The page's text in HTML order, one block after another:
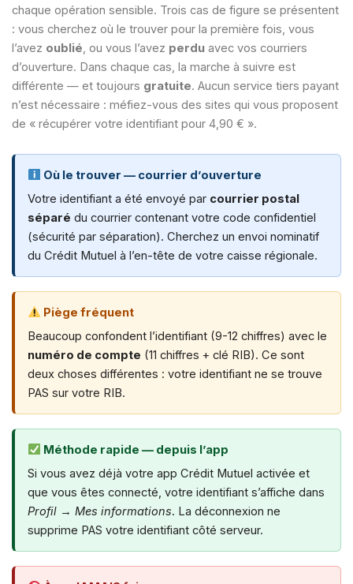
chaque opération sensible. Trois cas de figure se présentent
: vous cherchez où le trouver pour la première fois, vous
l’avez oublié, ou vous l’avez perdu avec vos courriers
d’ouverture. Dans chaque cas, la marche à suivre est
différente — et toujours gratuite. Aucun service tiers payant
n’est nécessaire : méfiez-vous des sites qui vous proposent
de « récupérer votre identifiant pour 4,90 € ».
Où le trouver — courrier d’ouverture
Votre identifiant a été envoyé par courrier postal
séparé du courrier contenant votre code confidentiel
(sécurité par séparation). Cherchez un envoi nominatif
du Crédit Mutuel à l’en-tête de votre caisse régionale.
Piège fréquent
Beaucoup confondent l’identifiant (9-12 chiffres) avec le
numéro de compte (11 chiffres + clé RIB). Ce sont
deux choses différentes : votre identifiant ne se trouve
PAS sur votre RIB.
Méthode rapide — depuis l’app
Si vous avez déjà votre app Crédit Mutuel activée et
que vous êtes connecté, votre identifiant s’affiche dans
Profil → Mes informations. La déconnexion ne
supprime PAS votre identifiant côté serveur.